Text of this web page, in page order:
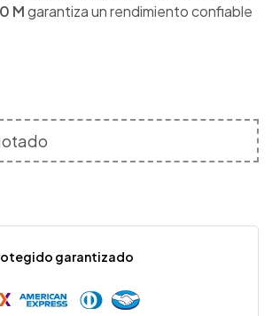
Mgarantiza un rendimiento confiable
garantizado